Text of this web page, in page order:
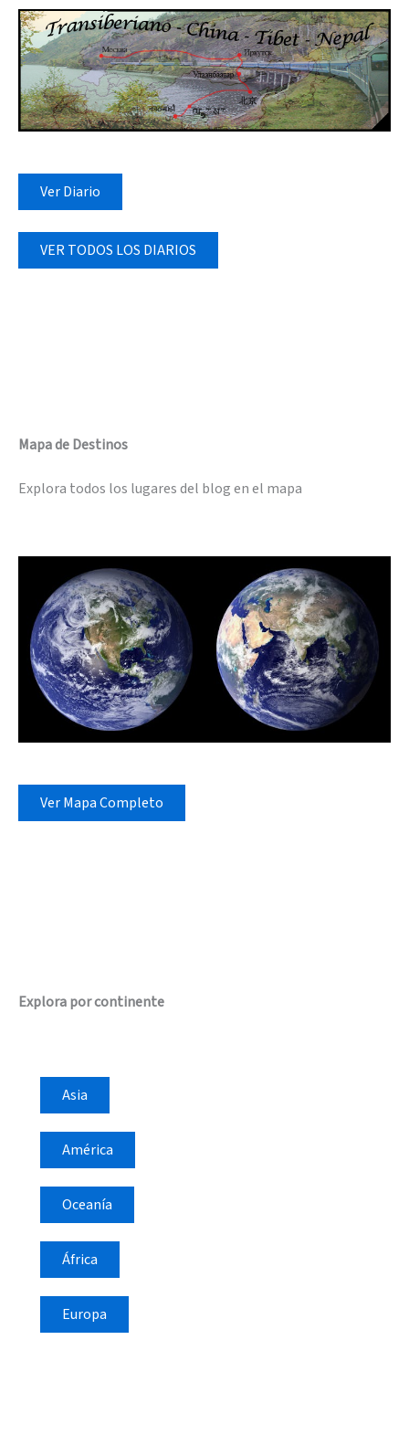
Ver Diario
VER TODOS LOS DIARIOS
Mapa de Destinos
Explora todos los lugares del blog en el mapa
Ver Mapa Completo
Explora por continente
Asia
América
Oceanía
África
Europa